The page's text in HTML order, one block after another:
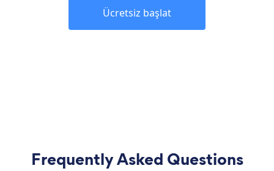
Ücretsiz başlat
Frequently Asked Questions